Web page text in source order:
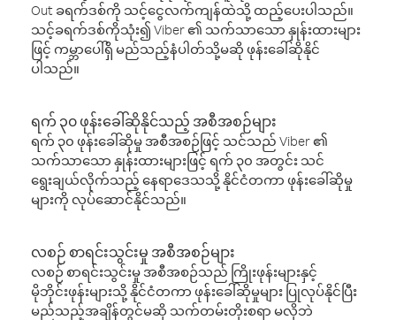
Out ခရက်ဒစ်ကို သင့်ငွေလက်ကျန်ထဲသို့ ထည့်ပေးပါသည်။
သင့်ခရက်ဒစ်ကိုသုံး၍ Viber ၏ သက်သာသော နှုန်းထားများ
ဖြင့် ကမ္ဘာပေါ်ရှိ မည်သည့်နံပါတ်သို့မဆို ဖုန်းခေါ်ဆိုနိုင်
ပါသည်။
ရက် ၃၀ ဖုန်းခေါ်ဆိုနိုင်သည့် အစီအစဉ်များ
ရက် ၃၀ ဖုန်းခေါ်ဆိုမှု အစီအစဉ်ဖြင့် သင်သည် Viber ၏
သက်သာသော နှုန်းထားများဖြင့် ရက် ၃၀ အတွင်း သင်
ရွေးချယ်လိုက်သည့် နေရာဒေသသို့ နိုင်ငံတကာ ဖုန်းခေါ်ဆိုမှု
များကို လုပ်ဆောင်နိုင်သည်။
လစဉ် စာရင်းသွင်းမှု အစီအစဉ်များ
လစဉ် စာရင်းသွင်းမှု အစီအစဉ်သည် ကြိုးဖုန်းများနှင့်
မိုဘိုင်းဖုန်းများသို့ နိုင်ငံတကာ ဖုန်းခေါ်ဆိုမှုများ ပြုလုပ်နိုင်ပြီး
မည်သည့်အချိန်တွင်မဆို သက်တမ်းတိုးစရာ မလိုဘဲ